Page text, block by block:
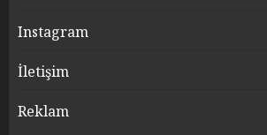
Instagram
İletişim
Reklam